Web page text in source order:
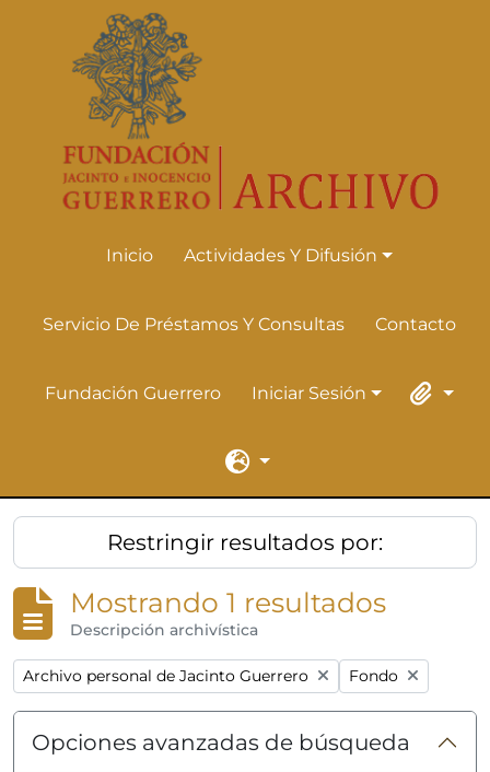
Skip to main content
Inicio Actividades Y Difusión
Actividades Y Difusión
Servicio De Préstamos Y Consultas Contacto
Fundación Guerrero Iniciar Sesión
Iniciar Sesión
Idioma
Restringir resultados por:
Mostrando 1 resultados
Descripción archivística
Remove filter:
Archivo personal de Jacinto Guerrero Remove filter:
Fondo
Opciones avanzadas de búsqueda